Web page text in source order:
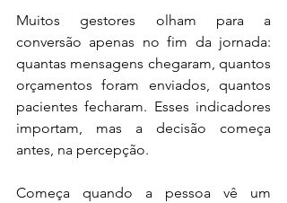
Muitos gestores olham para a
conversão apenas no fim da jornada:
quantas mensagens chegaram, quantos
orçamentos foram enviados, quantos
pacientes fecharam. Esses indicadores
importam, mas a decisão começa
antes, na percepção.
Começa quando a pessoa vê um